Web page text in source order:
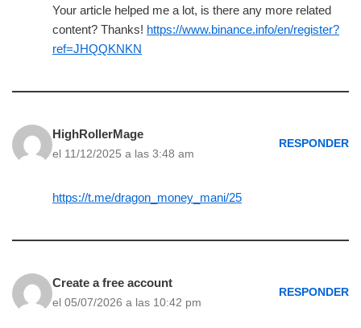
Your article helped me a lot, is there any more related
content? Thanks! https://www.binance.info/en/register?
ref=JHQQKNKN
HighRollerMage
el 11/12/2025 a las 3:48 am
RESPONDER
https://t.me/dragon_money_mani/25
Create a free account
el 05/07/2026 a las 10:42 pm
RESPONDER